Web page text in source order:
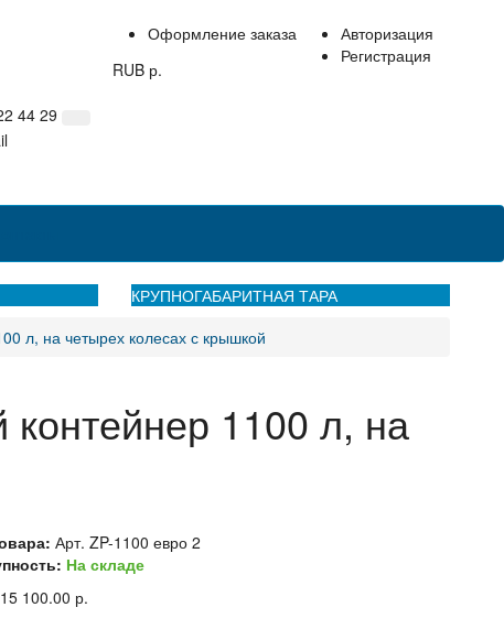
Авторизация
Регистрация
Оформление заказа
RUB р.
44 29
КРУПНОГАБАРИТНАЯ ТАРА
л, на четырех колесах с крышкой
1100 л, на
Арт. ZP-1100 евро 2
На складе
15 100.00 р.